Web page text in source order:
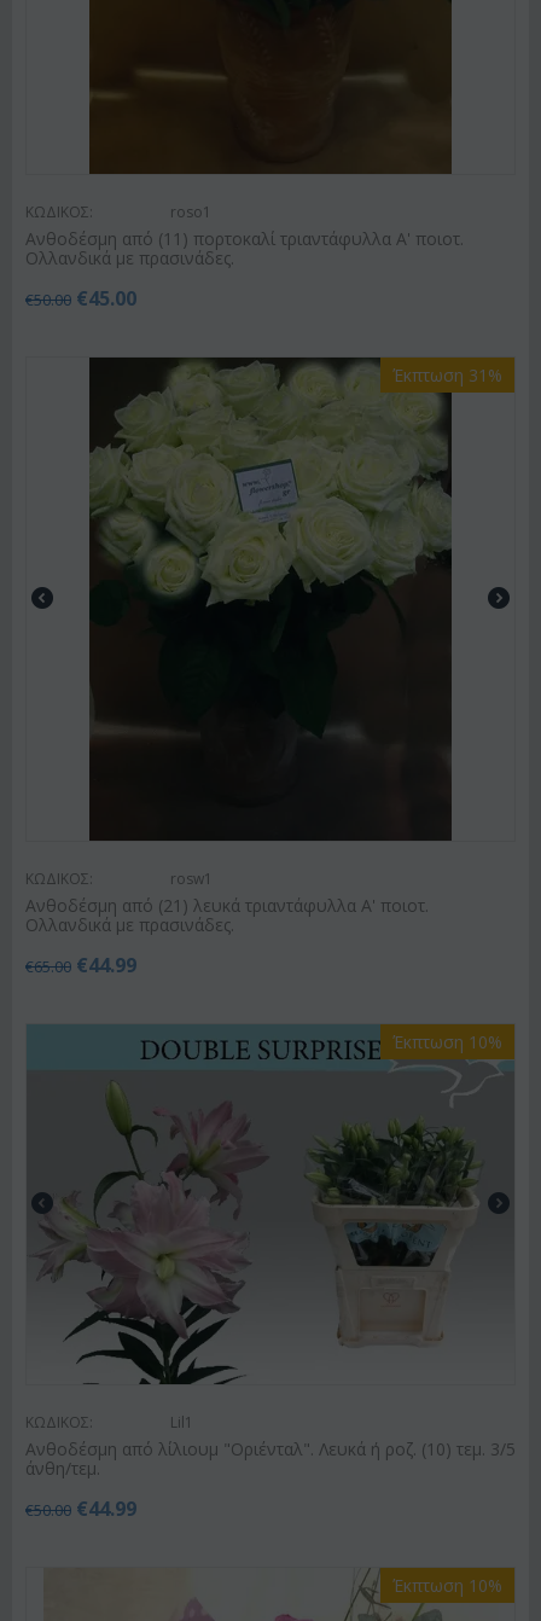
ΚΩΔΙΚΟΣ: roso1
Ανθοδέσμη από (11) πορτοκαλί τριαντάφυλλα Α' ποιοτ.
Ολλανδικά με πρασινάδες.
€50.00 €45.00
Έκπτωση 31%
ΚΩΔΙΚΟΣ: rosw1
Ανθοδέσμη από (21) λευκά τριαντάφυλλα Α' ποιοτ.
Ολλανδικά με πρασινάδες.
€65.00 €44.99
Έκπτωση 10%
ΚΩΔΙΚΟΣ: Lil1
Ανθοδέσμη από λίλιουμ "Οριένταλ". Λευκά ή ροζ. (10) τεμ. 3/5
άνθη/τεμ.
€50.00 €44.99
Έκπτωση 10%